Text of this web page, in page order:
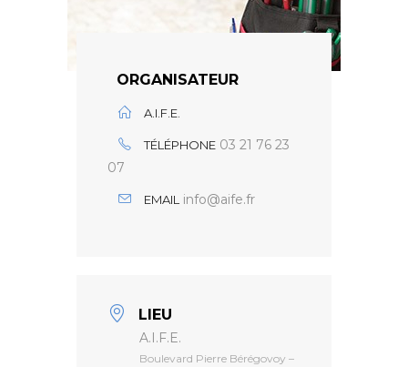
ORGANISATEUR
A.I.F.E.
TÉLÉPHONE 03 21 76 23
07
EMAIL info@aife.fr
LIEU
A.I.F.E.
Boulevard Pierre Bérégovoy –